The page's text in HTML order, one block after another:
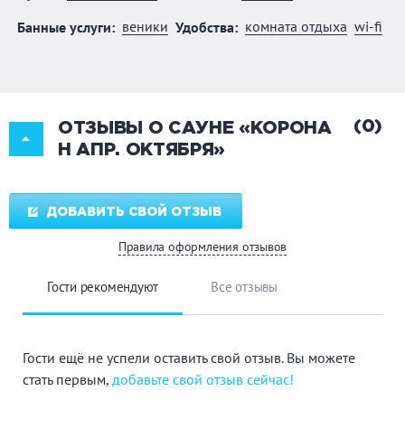
Банные услуги: веники Удобства: комната отдыха wi-fi
ОТЗЫВЫ О САУНЕ «КОРОНА
Н АПР. ОКТЯБРЯ»
(0)
ДОБАВИТЬ СВОЙ ОТЗЫВ
Правила оформления отзывов
Гости рекомендуют Все отзывы
Гости ещё не успели оставить свой отзыв. Вы можете
стать первым, добавьте свой отзыв сейчас!